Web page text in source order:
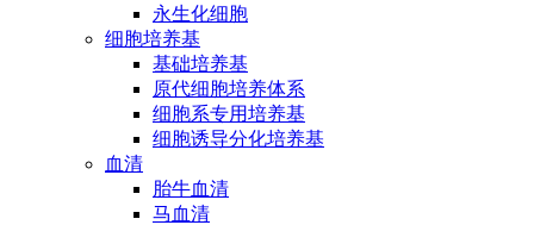
永生化细胞
细胞培养基
基础培养基
原代细胞培养体系
细胞系专用培养基
细胞诱导分化培养基
血清
胎牛血清
马血清